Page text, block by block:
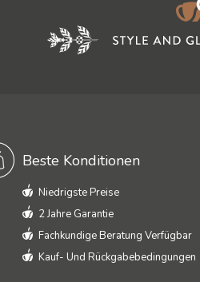
Beste Konditionen
Niedrigste Preise
2 Jahre Garantie
Fachkundige Beratung Verfügbar
Kauf- Und Rückgabebedingungen